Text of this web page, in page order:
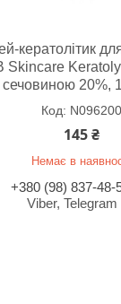
кератолітик
Skincare
сечовиною 20%,
N096200
145 ₴
Немає в
+380 (98) 837-48-
Viber, Telegram